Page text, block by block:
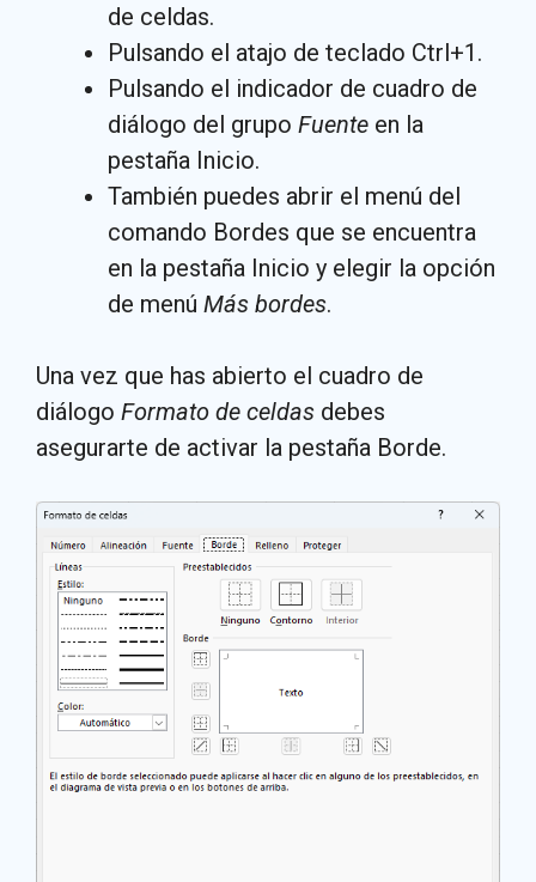
de celdas.
Pulsando el atajo de teclado Ctrl+1.
Pulsando el indicador de cuadro de
diálogo del grupo Fuente en la
pestaña Inicio.
También puedes abrir el menú del
comando Bordes que se encuentra
en la pestaña Inicio y elegir la opción
de menú Más bordes.
Una vez que has abierto el cuadro de
diálogo Formato de celdas debes
asegurarte de activar la pestaña Borde.